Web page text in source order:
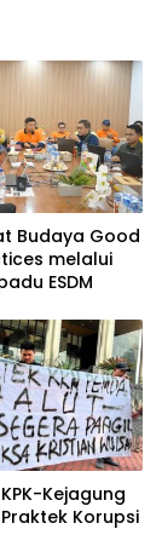
Budaya Good
melalui
ESDM
Kejagung
Korupsi